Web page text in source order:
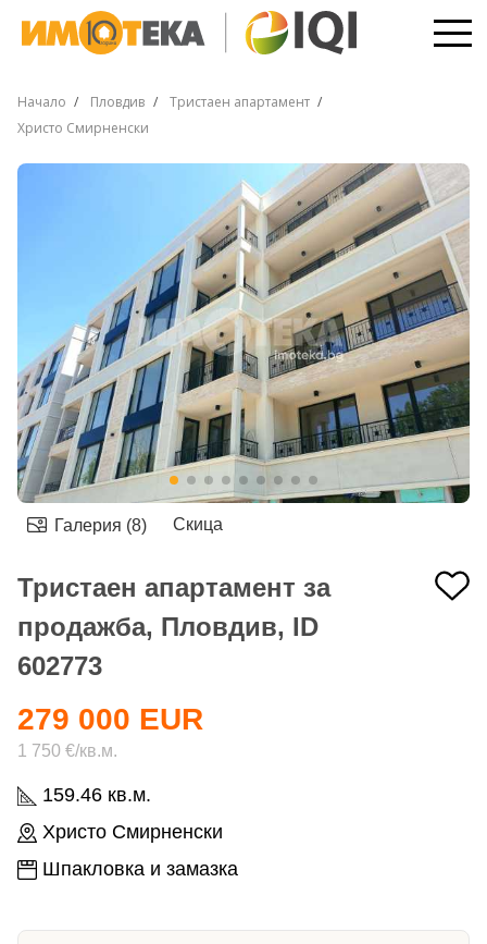
Начало Пловдив
Тристаен апартамент
Христо Смирненски
Галерия (8) Скица
Тристаен апартамент за
продажба, Пловдив, ID
602773
159.46 кв.м.
Христо Смирненски
Шпакловка и замазка
279 000 EUR
1 750 €/кв.м.